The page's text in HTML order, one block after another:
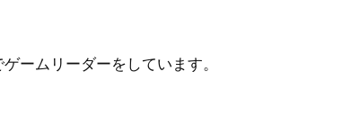
ームリーダーをしています。